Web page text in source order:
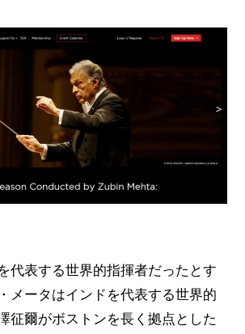
代表する世界的指揮者だったとす
メータはインドを代表する世界的
征爾がボストンを長く拠点とした